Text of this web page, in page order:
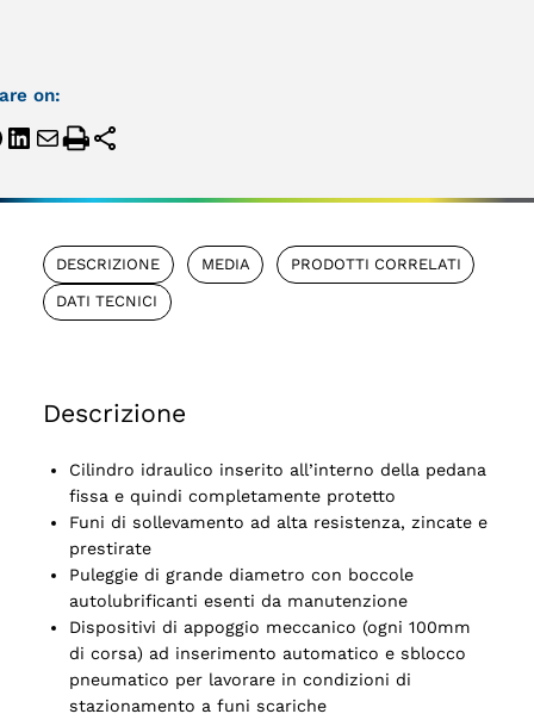
on:
DESCRIZIONE MEDIA PRODOTTI CORRELATI
DATI TECNICI
Descrizione
Cilindro idraulico inserito all’interno della pedana
fissa e quindi completamente protetto
Funi di sollevamento ad alta resistenza, zincate e
prestirate
Puleggie di grande diametro con boccole
autolubrificanti esenti da manutenzione
Dispositivi di appoggio meccanico (ogni 100mm
di corsa) ad inserimento automatico e sblocco
pneumatico per lavorare in condizioni di
stazionamento a funi scariche